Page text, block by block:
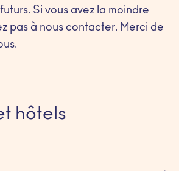
Si vous avez la moindre
pas à nous contacter. Merci de
hôtels